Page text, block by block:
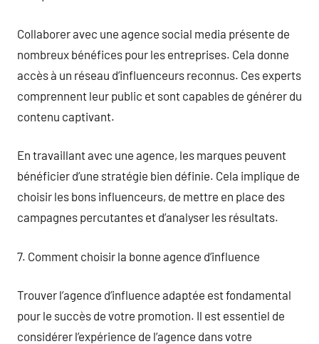
Collaborer avec une agence social media présente de
nombreux bénéfices pour les entreprises. Cela donne
accès à un réseau d’influenceurs reconnus. Ces experts
comprennent leur public et sont capables de générer du
contenu captivant.
En travaillant avec une agence, les marques peuvent
bénéficier d’une stratégie bien définie. Cela implique de
choisir les bons influenceurs, de mettre en place des
campagnes percutantes et d’analyser les résultats.
7. Comment choisir la bonne agence d’influence
Trouver l’agence d’influence adaptée est fondamental
pour le succès de votre promotion. Il est essentiel de
considérer l’expérience de l’agence dans votre